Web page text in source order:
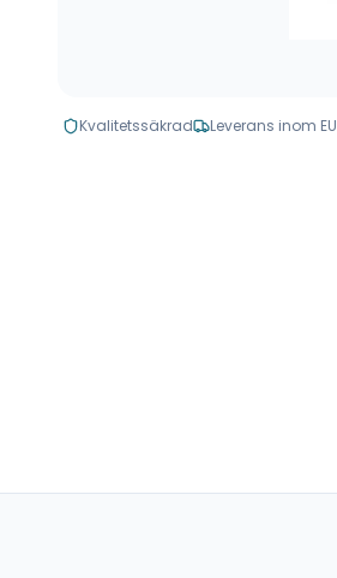
Kvalitetssäkrad Leverans inom EU